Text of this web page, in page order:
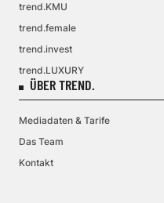
trend.KMU
trend.female
trend.invest
trend.LUXURY
ÜBER TREND.
Mediadaten & Tarife
Das Team
Kontakt